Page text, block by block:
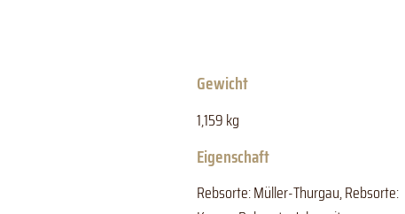
Gewicht
1,159 kg
Eigenschaft
Rebsorte: Müller-Thurgau, Rebsorte: